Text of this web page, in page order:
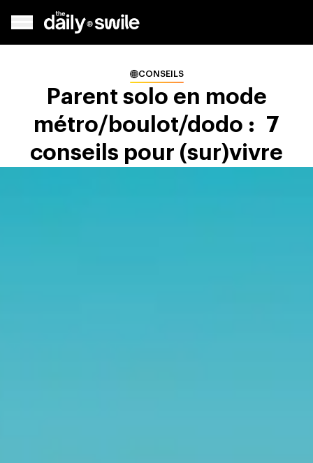
CONSEILS
Parent solo en mode
métro/boulot/dodo : 7
conseils pour (sur)vivre